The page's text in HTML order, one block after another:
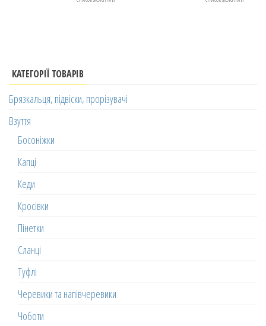
КАТЕГОРІЇ ТОВАРІВ
Брязкальця, підвіски, прорізувачі
Взуття
Босоніжки
Капці
Кеди
Кросівки
Пінетки
Сланці
Туфлі
Черевики та напівчеревики
Чоботи